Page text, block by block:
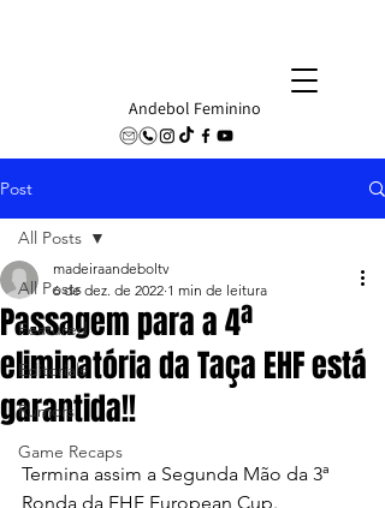
Andebol Feminino
Post
All Posts
Featured
Editorials
Rumors
Game Recaps
All Posts
Passagem para a 4ª
eliminatória da Taça EHF está
garantida!!
madeiraandeboltv
6 de dez. de 2022 1 min de leitura
Termina assim a Segunda Mão da 3ª
Ronda da EHF European Cup.